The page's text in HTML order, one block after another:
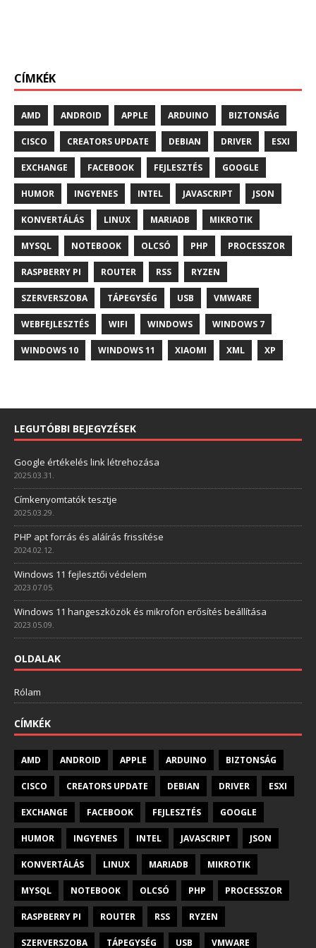
CÍMKÉK
AMD ANDROID APPLE ARDUINO BIZTONSÁG
CISCO CREATORS UPDATE DEBIAN DRIVER ESXI
EXCHANGE FACEBOOK FEJLESZTÉS GOOGLE
HUMOR INGYENES INTEL JAVASCRIPT JSON
KONVERTÁLÁS LINUX MARIADB MIKROTIK
MYSQL NOTEBOOK OLCSÓ PHP PROCESSZOR
RASPBERRY PI ROUTER RSS RYZEN
SZERVERSZOBA TÁPEGYSÉG USB VMWARE
WEBFEJLESZTÉS WIFI WINDOWS WINDOWS 7
WINDOWS 10 WINDOWS 11 XIAOMI XML XP
LEGUTÓBBI BEJEGYZÉSEK
Google értékelés link létrehozása
2025.03.31.
Címkenyomtatók tesztje
2025.03.29.
PHP apt forrás és aláírás frissítése
2024.02.12.
Windows 11 fejlesztői védelem
2023.07.05.
Windows 11 hangeszközök és mikrofon erősítés beállítása
2023.05.09.
OLDALAK
Rólam
CÍMKÉK
AMD ANDROID APPLE ARDUINO BIZTONSÁG
CISCO CREATORS UPDATE DEBIAN DRIVER ESXI
EXCHANGE FACEBOOK FEJLESZTÉS GOOGLE
HUMOR INGYENES INTEL JAVASCRIPT JSON
KONVERTÁLÁS LINUX MARIADB MIKROTIK
MYSQL NOTEBOOK OLCSÓ PHP PROCESSZOR
RASPBERRY PI ROUTER RSS RYZEN
SZERVERSZOBA TÁPEGYSÉG USB VMWARE